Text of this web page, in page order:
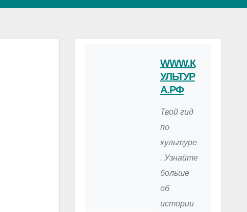
WWW.К
УЛЬТУР
А.РФ
Твой гид
по
культуре
. Узнайте
больше
об
истории